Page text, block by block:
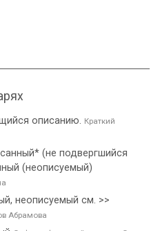
описанию. Краткий
(не подвергшийся
(неописуемый)
неописуемый см. >>
Абрамова